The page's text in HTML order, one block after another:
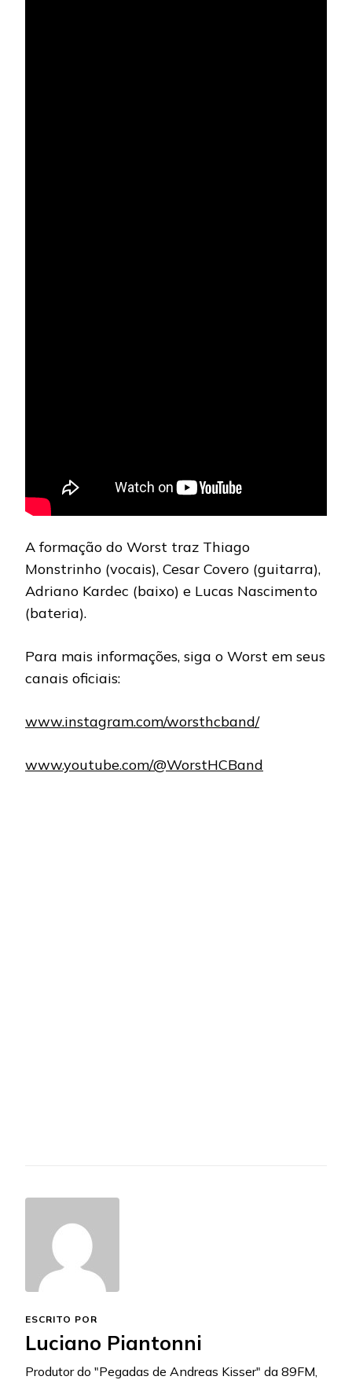
A formação do Worst traz Thiago
Monstrinho (vocais), Cesar Covero (guitarra),
Adriano Kardec (baixo) e Lucas Nascimento
(bateria).
Para mais informações, siga o Worst em seus
canais oficiais:
www.instagram.com/worsthcband/
www.youtube.com/@WorstHCBand
ESCRITO POR
Luciano Piantonni
Produtor do "Pegadas de Andreas Kisser" da 89FM,